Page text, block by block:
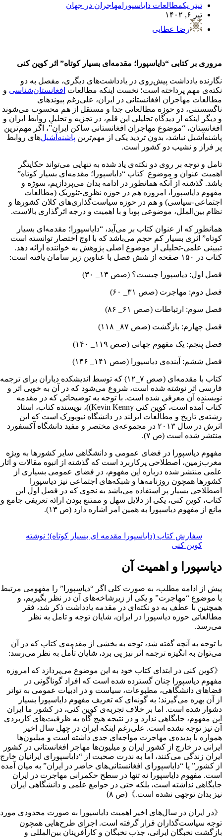
تیتر یکمطالعات دایاسپورا مهاجران در جهان
تیر ۶, ۱۴۰۲
رضا عطایی
مروری بر کتابی “دایاسپورا؛ مقدمه‌ای بسیار کوتاه” اثر کوین کنی
نگارنده یادداشت پیش‌روی در یادداشت‌های دیگری، مفصل به دو
نکته‌ی مهم پرداخته است؛ نخست اینکه مطالعات افغانستان‌شناسی و
مطالعات مهاجران افغانستانی در ایران، علی‌رغم پیوندهای
ناگسستنی، دو حوزه مطالعاتی جدا و مستقل از هم محسوب می‌شوند
و دیگر اینکه از دیدگاه تحلیلی این قلم، در تجزیه و تحلیلِ روابط ایران و
افغانستان، “موضوع مهاجران افغانستانی ساکن ایران”، اگر مهم‌ترین
پاشنه‌آشیل‌ نباشد، بدون تردید یکی از مهم‌ترین پاشنه‌آشیل‌های روابط
پر فراز و نشیب دو کشور است.
تامل و توجه بر روی دو نکته‌ی یاد شده به تنهایی می‌تواند حکایتگر
اهمیت عنوان و موضوع کتاب “دایاسپورا؛ مقدمه‌ای بسیار کوتاه”
باشد. گذشته از آنکه همانطور در ادامه بدان می‌پردازیم، سوژه و
مفهوم دایاسپورا، امروزه هم در حوزه نظری-تئوریک (مطالعات
اجتماعی-سیاسی) و هم در حوزه سیاست‌گذاری‌های کلان کشورها و
نظام بین‌الملل، موضوعی پویا و با اهمیت و درجه اثرگذاری بالاست.
همانطور که از عنوان کتاب بر می‌آید، “دایاسپورا؛ مقدمه‌ای بسیار
کوتاه” اثری بسیار کم حجم می‌باشد که با اوج اختصار توانسته است
تبیینی علمی-تحلیلی از موضوع اصلی پژوهش به خواننده ارائه دهد.
کتاب در ۱۵۰ صفحه از شش فصل با عناوین زیر سامان یافته است:
فصل اول: دیاسپورا چیست؟ (صص ۱۳_ ۳۰)
فصل دوم: مهاجرت (صص ۳۱_ ۶۰)
فصل سوم: ارتباطات (صص ۶۱_ ۸۶)
فصل چهارم: بازگشت (صص ۸۷_ ۱۱۸)
فصل پنجم: یک مفهوم جهانی (صص ۱۱۹_ ۱۴۰)
فصل ششم: آینده‌ی دیاسپورا (صص ۱۴۱_ ۱۴۶)
کتاب با مقدمه‌ای (صص ۷_۱۲) که توسط اندیشکده دیاران برای ترجمه
فارسی اثر نوشته شده است، شروع می‌شود که در آن به خوبی اثر و
نویسنده آن معرفی شده است. با توجه به توضیحاتی که در مقدمه
کتاب آمده است، کوین کنی Kevin Kenny))، نویسنده کتاب، استاد
رشته‌ی تاریخ و مطالعات ایرلند در دانشگاه نیویورک است که این
اثرش در سال ۲۰۱۳ در مجموعه‌ی مختصر و مفید دانشگاه آکسفورد
منتشر شده است (ص ۷).
مفهوم دیاسپورا در فضای عمومی و دانشگاهی سایر کشورها به ویژه
مغرب‌زمین، اصطلاحی پرکاربرد است که گذشته از انبوه مقالات و آثار
علمی منتشر شده درباره این مفهوم، در فضای عمومی بسیاری از
کشورها همچون روزنامه‌ها و شبکه‌های اجتماعی نیز دیاسپورا
اصطلاحی بسیار پر استفاده می‌باشد به نحوی که در فصل اول این
کتاب، کوین کنی، یکی از دلایل سهل و ممتنع بودن ارائه تعریفی جامع و
مانع از مفهوم دیاسپورا به همین امر اشاره دارد (ص ۱۳).
سفارش کتاب (دایاسپورا مقدمه ای بسیار کوتاه)؛ نوشته
کوین کنی
دیاسپورا و اهمیت آن
پیش از ادامه مطلب، به صورت کلی اگر “دیاسپورا” را مفهومی مرتبط
با موضوع “مهاجرت” و یکی از زیرشاخه‌های آن در نظر بگیریم، و
همچنین با عطف به دو نکته‌ای در مقدمه یادداشت ذکر شد، فقر
مطالعاتی حوزه دیاسپورا در ایران، شایان توجه و تامل به نظر
می‌رسد.
با توجه به آنچه گفته شد، توجه به بخشی از مقدمه‌ی کتاب که در آن
می‌توان به انگیزه ترجمه اثر نیز پی برد، شایان تأمل به نظر می‌رسد:
《کوین کنی در ابتدای کتاب خود به این موضوع می‌پردازد که امروزه
مفهوم دیاسپورا چنان گسترده شده است که افراد گوناگونی در
فضاهای دانشگاهی، مطبوعات، سیاست و در ادبیات عمومی به تواتر
از آن بهره می‌گیرند؛ به گونه‌ای که تعریف مفهوم دایاسپورا بسیار
دشوار شده است. اما بر خلاف تجربه‌ی کوین کنی، در کشور ما ایران
این مفهوم، جایگاهی ندارد و در نتیجه هیچ گاه به ظرفیت‌های کاربردی
آن نیز توجه نشده است. علی‌رغم اینکه ایران در چهل سال اخیر
همواره با پديده‌ی مهاجرت مواجه‌ای جدی داشته است و میلیون‌ها
ایرانی در خارج از کشور ایران و میلیون‌ها مهاجر افغانستانی در کشور
ایران زندگی می‌کنند، اما به ندرت صحبت از “دایاسپورای ایرانیان خارج
از کشور” یا “دایاسپورای افغانستانی‌های حاضر در ایران” به میان آمده
است. مفهوم دایاسپورا نه تنها در سطح حکمرانی مهاجرت در ایران
جایگاهی نداشته است، بلکه حتی در جوامع علمی و دانشگاهی ایران
نیز بدان توجهی نشده است.》(ص ۸)
《در ایران در سال‌های اخیر اهمیت دایاسپورا به صورت محدودی مورد
توجه سیاست‌گذاران قرار گرفته است. اجرای طرح‌هایی همچون
بازگشت نخبگان ایرانی، جذب نخبگان و کارآفرینان بین‌المللی و